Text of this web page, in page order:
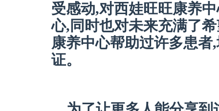
受感动,对西娃旺旺康养
心,同时也对未来充满了
康养中心帮助过许多患
证。